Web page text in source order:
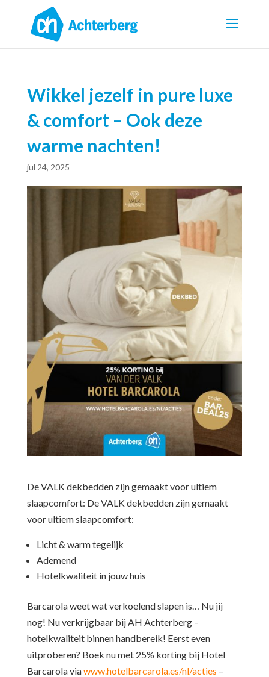
Wikkel jezelf in pure luxe
& comfort – Ook deze
warme nachten!
jul 24, 2025
De VALK dekbedden zijn gemaakt voor ultiem
slaapcomfort: De VALK dekbedden zijn gemaakt
voor ultiem slaapcomfort:
Licht & warm tegelijk
Ademend
Hotelkwaliteit in jouw huis
Barcarola weet wat verkoelend slapen is… Nu jij
nog! Nu verkrijgbaar bij AH Achterberg –
hotelkwaliteit binnen handbereik! Eerst even
uitproberen? Boek nu met 25% korting bij Hotel
Barcarola viawww.hotelbarcarola.es/nl/acties –